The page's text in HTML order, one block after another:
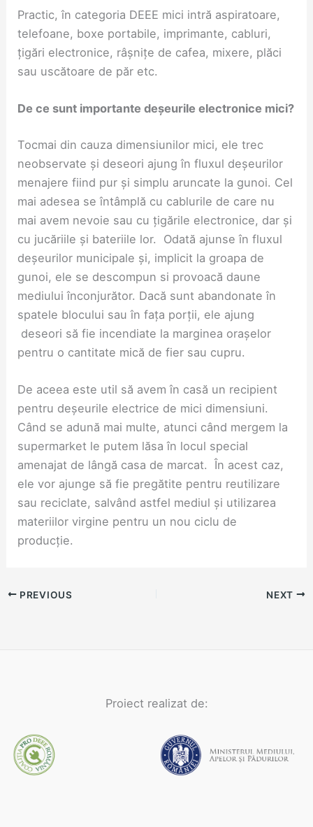
Practic, în categoria DEEE mici intră aspiratoare,
telefoane, boxe portabile, imprimante, cabluri,
țigări electronice, râșnițe de cafea, mixere, plăci
sau uscătoare de păr etc.
De ce sunt importante deșeurile electronice mici?
Tocmai din cauza dimensiunilor mici, ele trec
neobservate și deseori ajung în fluxul deșeurilor
menajere fiind pur și simplu aruncate la gunoi. Cel
mai adesea se întâmplă cu cablurile de care nu
mai avem nevoie sau cu țigările electronice, dar și
cu jucăriile și bateriile lor. Odată ajunse în fluxul
deșeurilor municipale și, implicit la groapa de
gunoi, ele se descompun si provoacă daune
mediului înconjurător. Dacă sunt abandonate în
spatele blocului sau în fața porții, ele ajung
deseori să fie incendiate la marginea orașelor
pentru o cantitate mică de fier sau cupru.
De aceea este util să avem în casă un recipient
pentru deșeurile electrice de mici dimensiuni.
Când se adună mai multe, atunci când mergem la
supermarket le putem lăsa în locul special
amenajat de lângă casa de marcat. În acest caz,
ele vor ajunge să fie pregătite pentru reutilizare
sau reciclate, salvând astfel mediul și utilizarea
materiilor virgine pentru un nou ciclu de
producție.
PREVIOUS NEXT
Proiect realizat de: